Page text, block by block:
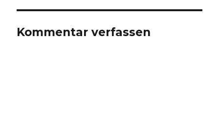
Kommentar verfassen